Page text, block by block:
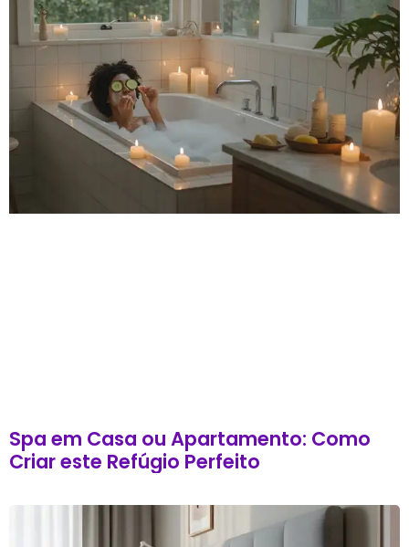
Spa em Casa ou Apartamento: Como
Criar este Refúgio Perfeito